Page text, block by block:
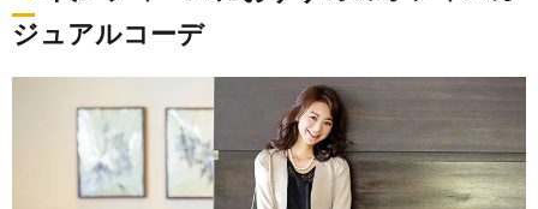
ジュアルコーデ